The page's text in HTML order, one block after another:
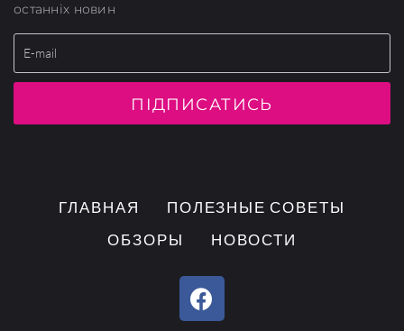
останніх новин
ПІДПИСАТИСЬ
ГЛАВНАЯ
ПОЛЕЗНЫЕ СОВЕТЫ
ОБЗОРЫ
НОВОСТИ